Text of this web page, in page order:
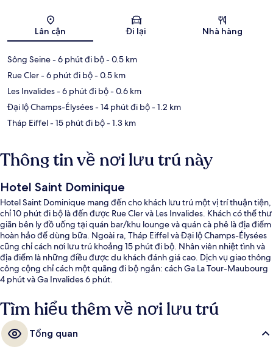
Bản đồ
Lân cận Đi lại Nhà hàng
Sông Seine- 6 phút đi bộ- 0.5 km
Rue Cler- 6 phút đi bộ- 0.5 km
Les Invalides- 6 phút đi bộ- 0.6 km
Đại lộ Champs-Élysées- 14 phút đi bộ- 1.2 km
Tháp Eiffel- 15 phút đi bộ- 1.3 km
Thông tin về nơi lưu trú này
Hotel Saint Dominique
Hotel Saint Dominique mang đến cho khách lưu trú một vị trí thuận tiện,
chỉ 10 phút đi bộ là đến được Rue Cler và Les Invalides. Khách có thể thư
giãn bên ly đồ uống tại quán bar/khu lounge và quán cà phê là địa điểm
hoàn hảo để dùng bữa. Ngoài ra, Tháp Eiffel và Đại lộ Champs-Élysées
cũng chỉ cách nơi lưu trú khoảng 15 phút đi bộ. Nhân viên nhiệt tình và
địa điểm là những điều được du khách đánh giá cao. Dịch vụ giao thông
công cộng chỉ cách một quãng đi bộ ngắn: cách Ga La Tour-Maubourg
4 phút và Ga Invalides 6 phút.
Tìm hiểu thêm về nơi lưu trú
Tổng quan